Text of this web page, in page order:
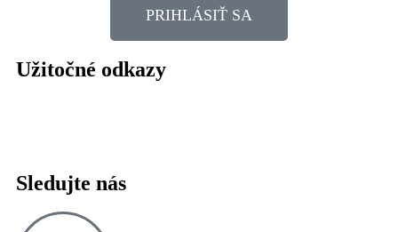
PRIHLÁSIŤ SA
Užitočné odkazy
Sledujte nás